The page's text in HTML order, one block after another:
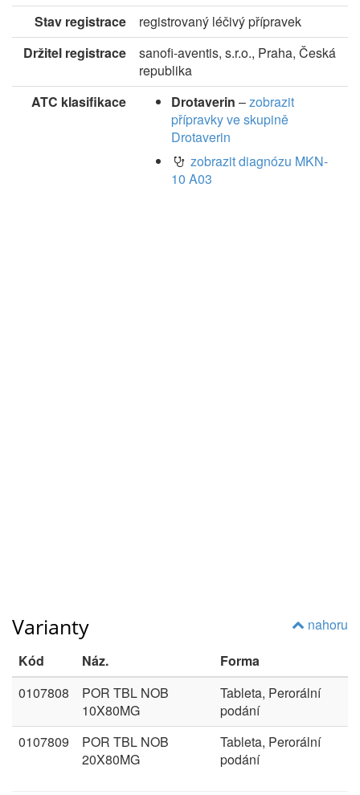
Stav registrace
registrovaný léčivý přípravek
Držitel registrace
sanofi-aventis, s.r.o., Praha, Česká
republika
ATC klasifikace
Drotaverin –zobrazit
přípravky ve skupině
Drotaverin
zobrazit diagnózu MKN-
10 A03
nahoru
Varianty
Kód Náz.
Forma
0107808
POR TBL NOB
10X80MG
Tableta, Perorální
podání
0107809
POR TBL NOB
20X80MG
Tableta, Perorální
podání